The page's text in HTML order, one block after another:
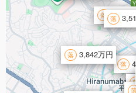
4,390
3,842万円